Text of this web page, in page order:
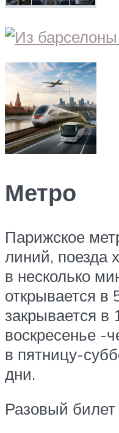
Метро
Парижское
линий, поезда
в несколько
открывается в
закрывается в
воскресенье -
в пятницу-
дни.
Разовый билет